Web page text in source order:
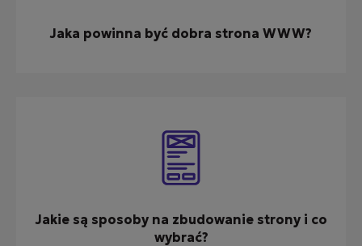
Jaka powinna być dobra strona WWW?
Jakie są sposoby na zbudowanie strony i co
wybrać?